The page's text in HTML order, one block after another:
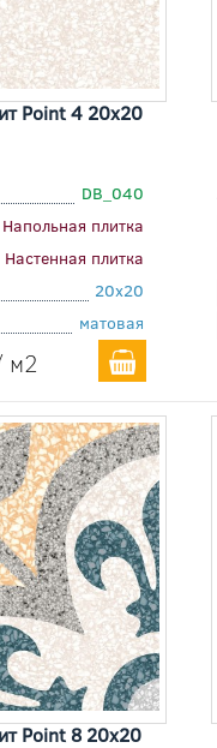
Point 4 20x20
DB_040
Напольная плитка
Настенная плитка
20x20
матовая
м2
Point 8 20x20